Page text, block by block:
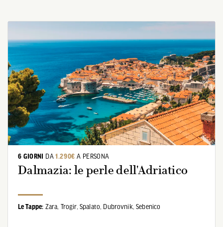
6 GIORNI DA1.290€ A PERSONA
Dalmazia: le perle dell'Adriatico
Le Tappe: Zara, Trogir, Spalato, Dubrovnik, Sebenico